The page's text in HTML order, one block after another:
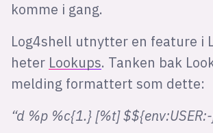
komme i gang.
Log4shell utnytter en feature i
heter Lookups. Tanken bak
melding formattert som dette:
“d %p %c{1.} [%t]